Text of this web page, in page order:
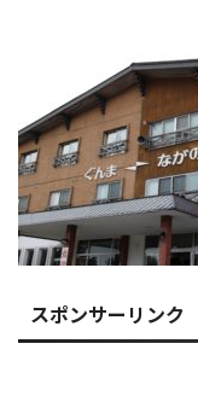
スポンサーリンク